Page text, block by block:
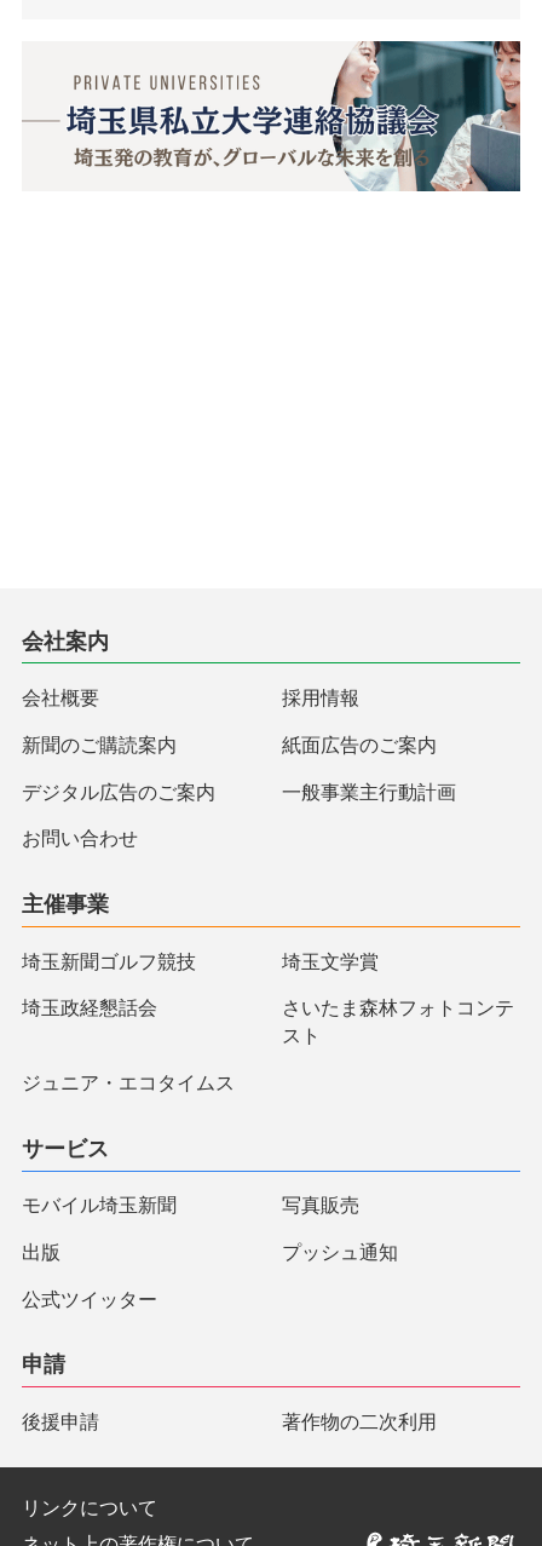
会社案内
会社概要 採用情報
新聞のご購読案内 紙面広告のご案内
デジタル広告のご案内 一般事業主行動計画
お問い合わせ
主催事業
埼玉新聞ゴルフ競技 埼玉文学賞
埼玉政経懇話会
さいたま森林フォトコンテ
スト
ジュニア・エコタイムス
サービス
モバイル埼玉新聞 写真販売
出版 プッシュ通知
公式ツイッター
申請
後援申請 著作物の二次利用
リンクについて